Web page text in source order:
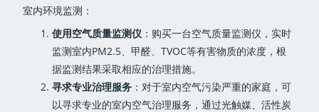
室内环境监测：
使用空气质量监测仪 ：购买一台空气质量监测仪，实时
监测室内PM2.5、甲醛、TVOC等有害物质的浓度，根
据监测结果采取相应的治理措施。
寻求专业治理服务 ：对于室内空气污染严重的家庭，可
以寻求专业的室内空气治理服务，通过光触媒、活性炭